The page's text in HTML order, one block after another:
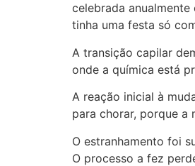
celebrada
tinha uma festa só
A transição capilar
onde a química está
A reação inicial à
para chorar, porque a
O estranhamento foi
O processo a fez